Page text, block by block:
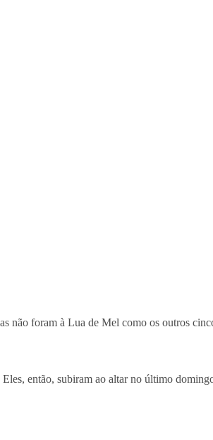
não foram à Lua de Mel como os outros
então, subiram ao altar no último